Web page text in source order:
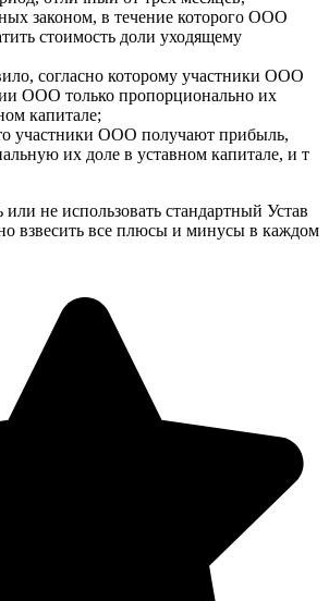
законом, в течение которого ООО
стоимость доли уходящему
согласно которому участники ООО
ООО только пропорционально их
капитале;
участники ООО получают прибыль,
их доле в уставном капитале, и т
или не использовать стандартный Устав
взвесить все плюсы и минусы в каждом